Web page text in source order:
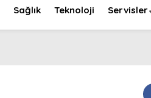
Sağlık Teknoloji Servisler